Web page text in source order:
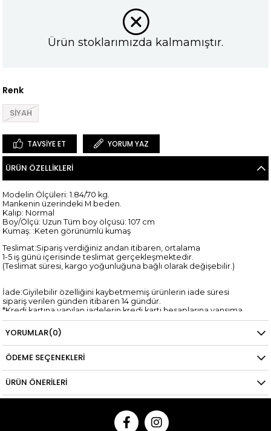
Ürün stoklarımızda kalmamıştır.
Renk
SİYAH
TAVSIYE ET YORUM YAZ
ÜRÜN ÖZELLIKLERI
Modelin Ölçüleri: 1.84/70 kg.
Mankenin üzerindeki M beden.
Kalıp: Normal
Boy/Ölçü: Uzun Tüm boy ölçüsü: 107 cm
Kumaş: :Keten görünümlü kumaş
Teslimat:Sipariş verdiğiniz andan itibaren, ortalama
1-5 iş günü içerisinde teslimat gerçekleşmektedir.
(Teslimat süresi, kargo yoğunluğuna bağlı olarak değişebilir.)
İade:Giyilebilir özelliğini kaybetmemiş ürünlerin iade süresi
sipariş verilen günden itibaren 14 gündür.
*Kredi kartına yapılan iadelerin kredi kartı hesaplarına yansıma
süresi,
ilgili bankanın tasarrufundadır.
YORUMLAR(0)
ÖDEME SEÇENEKLERI
ÜRÜN ÖNERILERI